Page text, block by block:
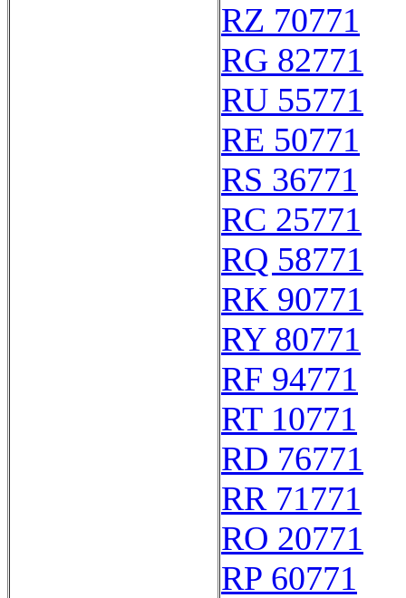
RZ 70771
RG 82771
RU 55771
RE 50771
RS 36771
RC 25771
RQ 58771
RK 90771
RY 80771
RF 94771
RT 10771
RD 76771
RR 71771
RO 20771
RP 60771